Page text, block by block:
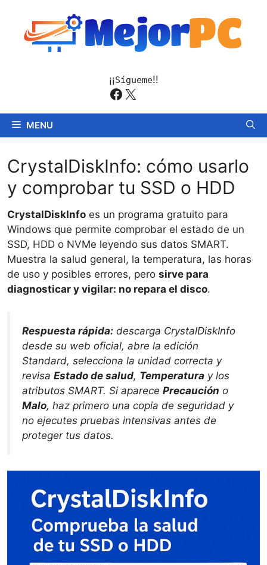
contenido
¡¡Sígueme!!
Facebook
X
MENU
CrystalDiskInfo: cómo usarlo
y comprobar tu SSD o HDD
CrystalDiskInfo es un programa gratuito para
Windows que permite comprobar el estado de un
SSD, HDD o NVMe leyendo sus datos SMART.
Muestra la salud general, la temperatura, las horas
de uso y posibles errores, pero sirve para
diagnosticar y vigilar: no repara el disco.
Respuesta rápida: descarga CrystalDiskInfo
desde su web oficial, abre la edición
Standard, selecciona la unidad correcta y
revisa Estado de salud, Temperatura y los
atributos SMART. Si aparece Precaución o
Malo, haz primero una copia de seguridad y
no ejecutes pruebas intensivas antes de
proteger tus datos.